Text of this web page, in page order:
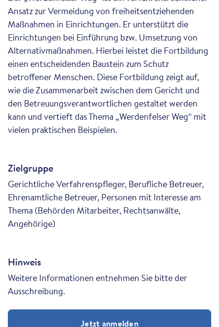
Ansatz zur Vermeidung von freiheitsentziehenden
Maßnahmen in Einrichtungen. Er unterstützt die
Einrichtungen bei Einführung bzw. Umsetzung von
Alternativmaßnahmen. Hierbei leistet die Fortbildung
einen entscheidenden Baustein zum Schutz
betroffener Menschen. Diese Fortbildung zeigt auf,
wie die Zusammenarbeit zwischen dem Gericht und
den Betreuungsverantwortlichen gestaltet werden
kann und vertieft das Thema „Werdenfelser Weg“ mit
vielen praktischen Beispielen.
Zielgruppe
Gerichtliche Verfahrenspfleger, Berufliche Betreuer,
Ehrenamtliche Betreuer, Personen mit Interesse am
Thema (Behörden Mitarbeiter, Rechtsanwälte,
Angehörige)
Hinweis
Weitere Informationen entnehmen Sie bitte der
Ausschreibung.
Jetzt anmelden